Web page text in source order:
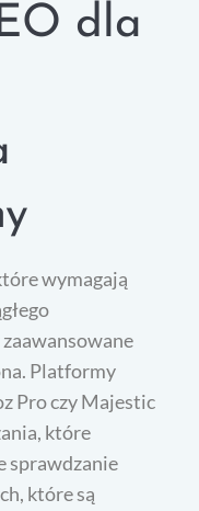
dla
wymagają
Platformy
Pro czy Majestic
które
sprawdzanie
które są